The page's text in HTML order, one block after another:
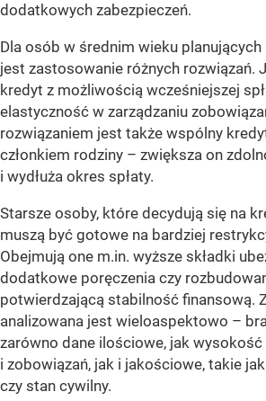
dodatkowych zabezpieczeń.
Dla osób w średnim wieku
jest zastosowanie różnych rozwiązań.
kredyt z możliwością wcześniejszej
elastyczność w zarządzaniu
rozwiązaniem jest także wspólny
członkiem rodziny – zwiększa on
i wydłuża okres spłaty.
Starsze osoby, które decydują się na
muszą być gotowe na bardziej
Obejmują one m.in. wyższe składki
dodatkowe poręczenia czy
potwierdzającą stabilność finansową.
analizowana jest wieloaspektowo –
zarówno dane ilościowe, jak
i zobowiązań, jak i jakościowe, takie
czy stan cywilny.